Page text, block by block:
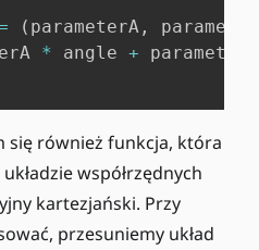
( parameterA ,
* angle + parameterB
się również funkcja, która
współrzędnych
kartezjański. Przy
przesuniemy układ